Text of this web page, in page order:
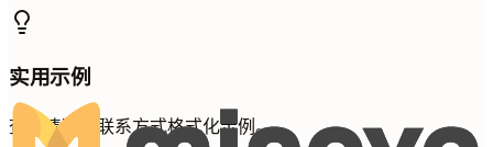
实用示例
查看清晰的联系方式格式化示例。